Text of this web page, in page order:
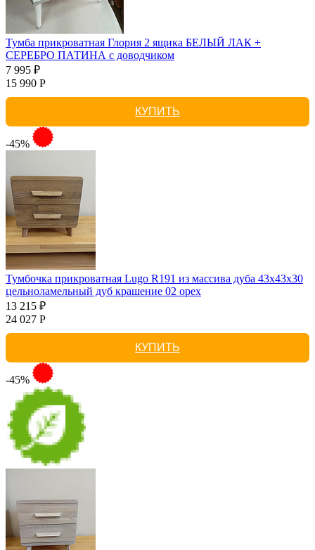
Тумба прикроватная Глория 2 ящика БЕЛЫЙ ЛАК +
СЕРЕБРО ПАТИНА с доводчиком
7 995 ₽
15 990 Р
КУПИТЬ
-45%
Тумбочка прикроватная Lugo R191 из массива дуба 43х43х30
цельноламельный дуб крашение 02 орех
13 215 ₽
24 027 Р
КУПИТЬ
-45%